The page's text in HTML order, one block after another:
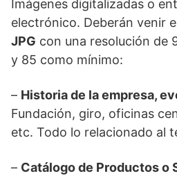
Imágenes digitalizadas o
electrónico. Deberán venir
JPG con una resolución de
y 85 como mínimo:
– Historia de la empresa,
Fundación, giro, oficinas
etc. Todo lo relacionado al
– Catálogo de Productos o